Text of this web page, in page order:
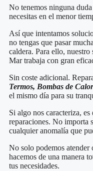
No tenemos ninguna
necesitas en el menor
Así que intentamos
no tengas que pasar
caldera. Para ello,
Mar trabaja con gran
Sin coste adicional.
Termos, Bombas de
el mismo día para su
Si algo nos caracteriza,
reparaciones. No importa
cualquier anomalía que
No solo podemos
hacemos de una manera
tus necesidades.